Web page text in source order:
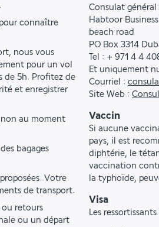
connaître
nous vous
pour un vol
de 5h. Profitez de
et enregistrer
non au moment
bagages
Votre
de transport.
ou retours
ou un départ
Consulat
Habtoor
beach road
PO Box 3314
Tel : + 971 4 4
Et uniquement
Courriel :
Site Web :
Vaccin
Si aucune
pays, il est
diphtérie, le
vaccination
la typhoïde,
Visa
Les